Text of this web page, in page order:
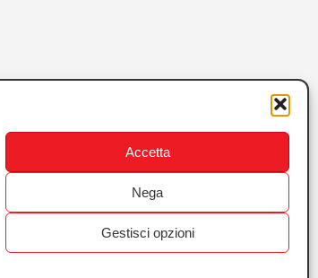
Accetta
Nega
Gestisci opzioni